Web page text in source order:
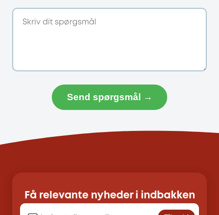
Send spørgsmål →
Få relevante nyheder i indbakken